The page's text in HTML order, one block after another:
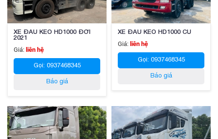
XE ĐẦU KÉO HD1000 ĐỜI
2021
Giá: liên hệ
Gọi: 0937468345
Báo giá
XE ĐẦU KÉO HD1000 CŨ
Giá: liên hệ
Gọi: 0937468345
Báo giá